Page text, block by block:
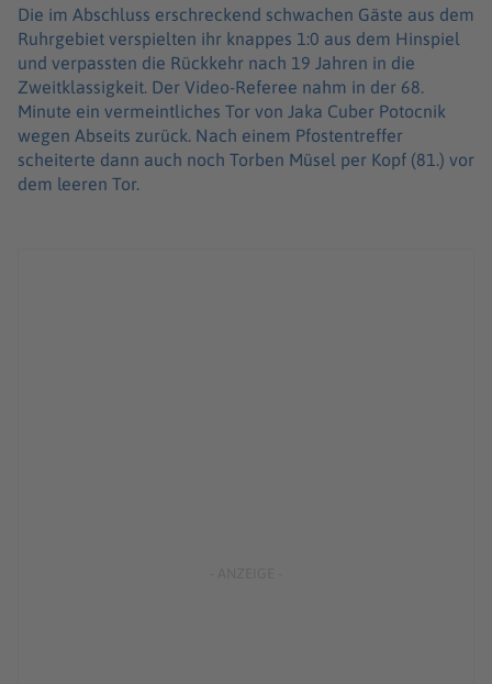
Die im Abschluss erschreckend schwachen Gäste aus dem
Ruhrgebiet verspielten ihr knappes 1:0 aus dem Hinspiel
und verpassten die Rückkehr nach 19 Jahren in die
Zweitklassigkeit. Der Video-Referee nahm in der 68.
Minute ein vermeintliches Tor von Jaka Cuber Potocnik
wegen Abseits zurück. Nach einem Pfostentreffer
scheiterte dann auch noch Torben Müsel per Kopf (81.) vor
dem leeren Tor.